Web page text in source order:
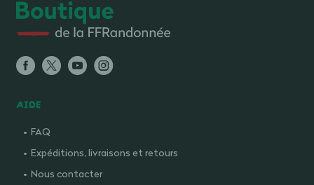
AIDE
FAQ
Expéditions, livraisons et retours
Nous contacter